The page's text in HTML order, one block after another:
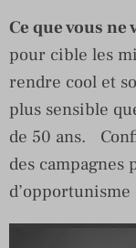
Ce que vous ne
pour cible les
rendre cool et
plus sensible
de 50 ans.
des
d’opportunisme